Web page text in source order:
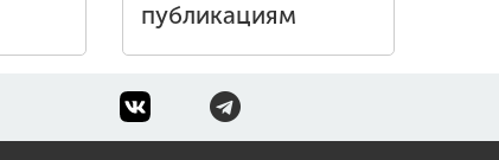
публикациям